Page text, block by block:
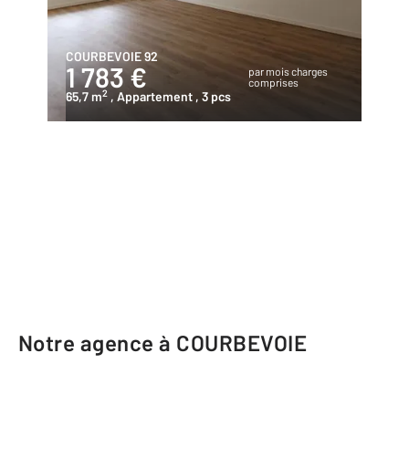
COURBEVOIE 92
1 783 €
par mois charges
comprises
65,7 m2 , Appartement , 3 pcs
Notre agence à COURBEVOIE